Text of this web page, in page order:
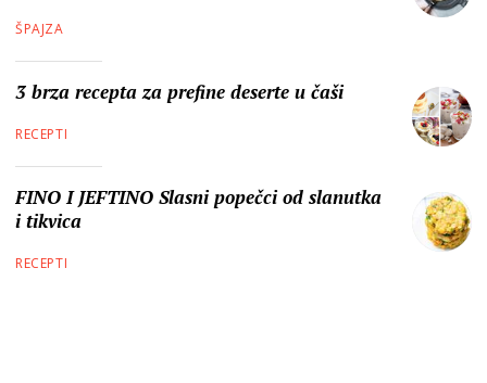
ŠPAJZA
3 brza recepta za prefine deserte u čaši
RECEPTI
FINO I JEFTINO Slasni popečci od slanutka
i tikvica
RECEPTI